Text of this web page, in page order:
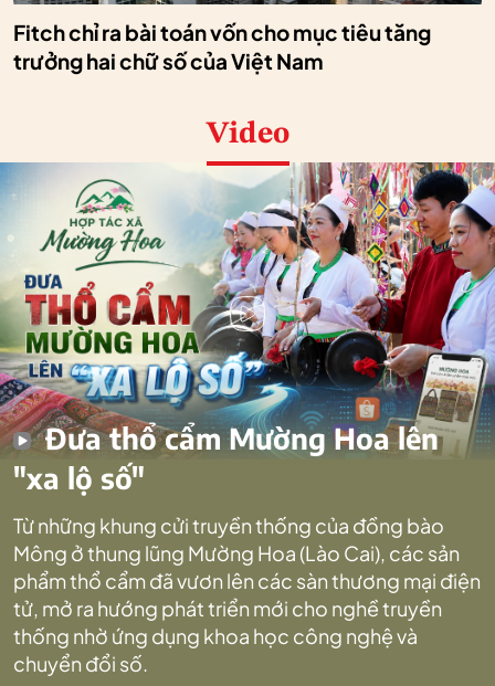
Fitch chỉ ra bài toán vốn cho mục tiêu tăng
trưởng hai chữ số của Việt Nam
Video
Đưa thổ cẩm Mường Hoa lên
"xa lộ số"
Từ những khung cửi truyền thống của đồng bào
Mông ở thung lũng Mường Hoa (Lào Cai), các sản
phẩm thổ cẩm đã vươn lên các sàn thương mại điện
tử, mở ra hướng phát triển mới cho nghề truyền
thống nhờ ứng dụng khoa học công nghệ và
chuyển đổi số.